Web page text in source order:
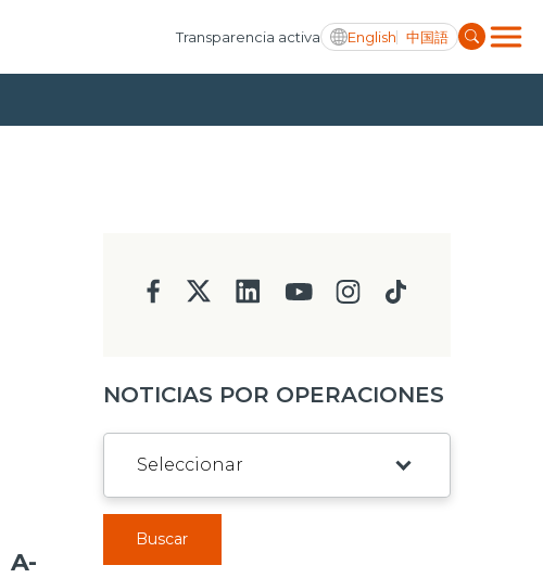
Transparencia activa English 中国語
A-
NOTICIAS POR OPERACIONES
Buscar